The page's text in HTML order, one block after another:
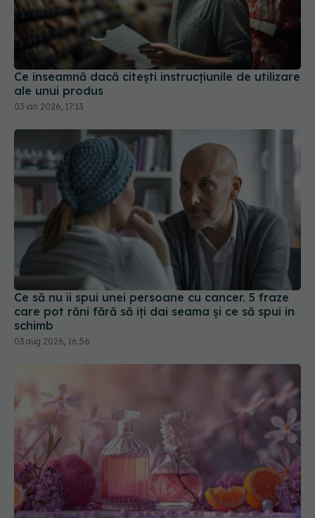
Ce înseamnă dacă citești instrucțiunile de utilizare
ale unui produs
03 ian 2026, 17:13
Ce să nu îi spui unei persoane cu cancer. 5 fraze
care pot răni fără să îți dai seama și ce să spui în
schimb
03 aug 2026, 16:56